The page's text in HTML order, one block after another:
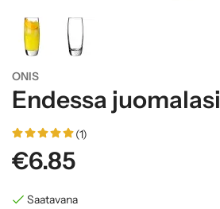
ONIS
Endessa juomalasi
(1)
€6.85
Saatavana